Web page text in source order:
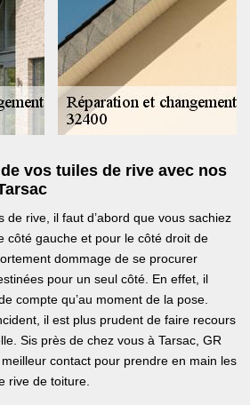
vos tuiles de rive avec nos
de rive, il faut d’abord que vous sachiez
côté gauche et pour le côté droit de
dommage de se procurer
pour un seul côté. En effet, il
compte qu’au moment de la pose.
il est plus prudent de faire recours
Sis près de chez vous à Tarsac, GR
contact pour prendre en main les
rive de toiture.